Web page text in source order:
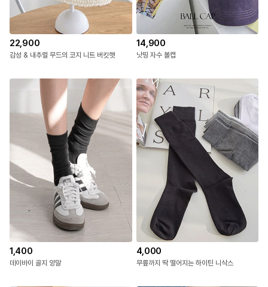
22,900
감성 & 내추럴 무드의 코지 니트 버킷햇
14,900
낫띵 자수 볼캡
1,400
데이바이 골지 양말
4,000
무릎까지 딱 떨어지는 하이틴 니삭스